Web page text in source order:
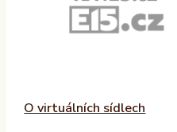
O virtuálních sídlech